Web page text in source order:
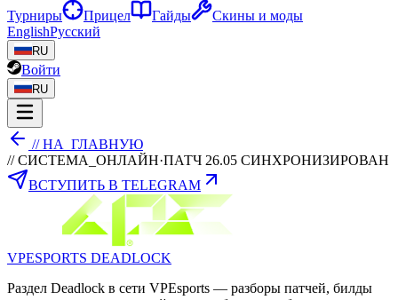
Турниры
Прицел Гайды
Скины и моды
EnglishРусский
RU
Войти
RU
// НА_ГЛАВНУЮ
// СИСТЕМА_ОНЛАЙН·ПАТЧ 26.05 СИНХРОНИЗИРОВАН
ВСТУПИТЬ В TELEGRAM
VPESPORTS DEADLOCK
Раздел Deadlock в сети VPEsports — разборы патчей, билды